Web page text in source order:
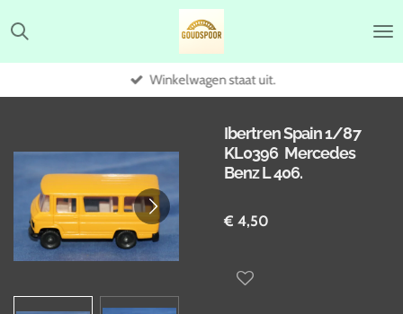
direct
hoofdinhoud
Winkelwagen staat uit.
Ibertren Spain 1/87
KL0396 Mercedes
Benz L 406.
€ 4,50